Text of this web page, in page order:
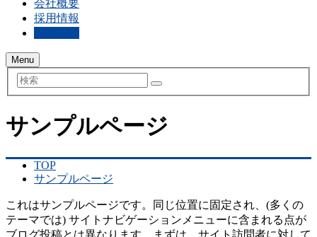
会社概要
採用情報
Menu
検
索
サンプルページ
TOP
サンプルページ
これはサンプルページです。同じ位置に固定され、(多くの
テーマでは) サイトナビゲーションメニューに含まれる点が